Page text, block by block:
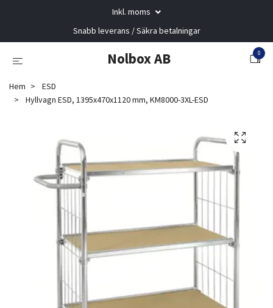
Inkl. moms
Snabb leverans / Säkra betalningar
Nolbox AB 0
Hem
ESD
Hyllvagn ESD, 1395x470x1120 mm, KM8000-3XL-ESD